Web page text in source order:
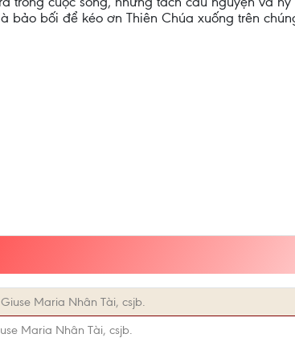
bảo bối để kéo ơn Thiên Chúa xuống trên
Maria Nhân Tài, csjb.
Maria Nhân Tài, csjb.